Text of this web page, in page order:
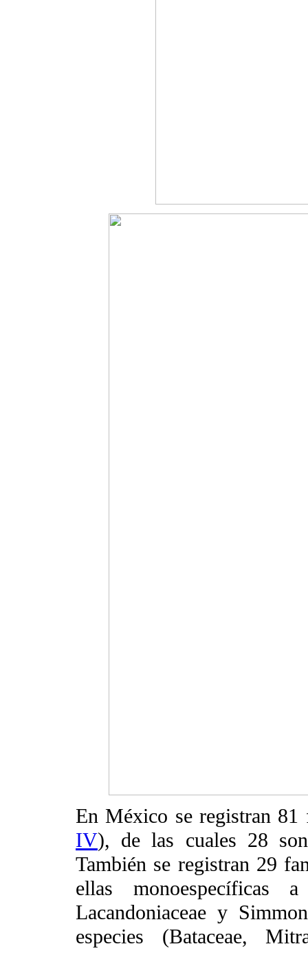
En México se registran
IV), de las cuales 28
También se registran 29
ellas monoespecíficas
Lacandoniaceae y
especies (Bataceae,